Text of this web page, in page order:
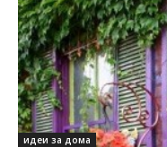
идеи за дома